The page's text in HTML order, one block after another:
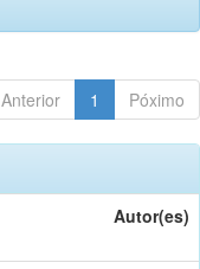
Anterior 1 Póximo
Autor(es)